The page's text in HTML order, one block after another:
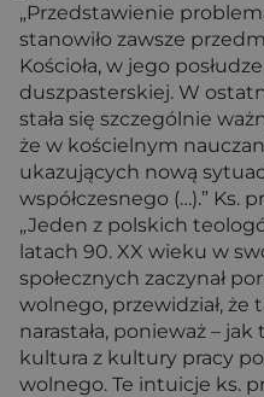
„Przedstawienie
stanowiło zawsze
Kościoła, w jego
duszpasterskiej. W
stała się szczególnie
że w kościelnym
ukazujących nową
współczesnego (…).” Ks.
„Jeden z polskich
latach 90. XX wieku w
społecznych zaczynał
wolnego, przewidział,
narastała, ponieważ – jak
kultura z kultury pracy
wolnego. Te intuicje ks.